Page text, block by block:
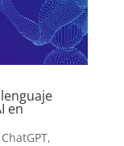
en
ChatGPT,